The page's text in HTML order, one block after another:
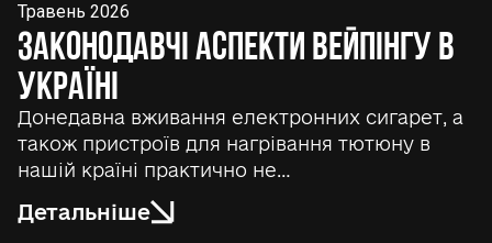
Травень 2026
Законодавчі аспекти вейпінгу в
Україні
Донедавна вживання електронних сигарет, а
також пристроїв для нагрівання тютюну в
нашій країні практично не…
Детальніше